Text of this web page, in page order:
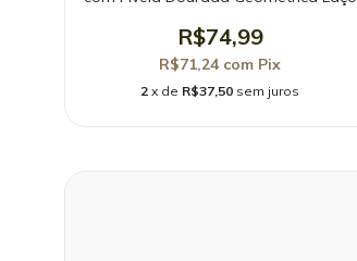
R$74,99
R$71,24 com Pix
2 x de R$37,50 sem juros